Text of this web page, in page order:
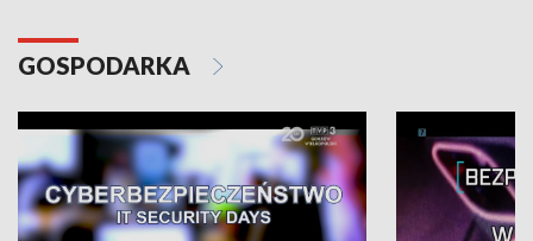
GOSPODARKA